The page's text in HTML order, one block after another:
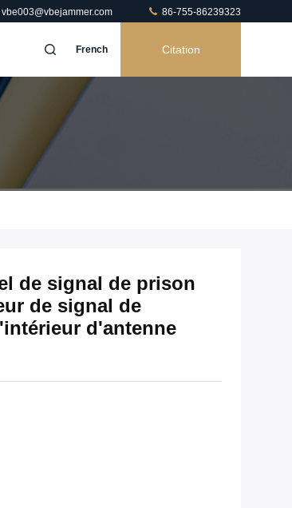
vbe003@vbejammer.com 86-755-86239323
French Citation
de signal de prison
de signal de
d'antenne